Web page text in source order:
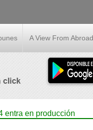
A View From Abroad
entra en producción